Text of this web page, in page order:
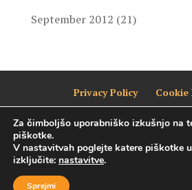
September 2012 (21)
Privacy Policy Cookie
Designed by
Za čimboljšo uporabniško izkušnjo na
piškotke.
V nastavitvah poglejte katere piškotke
izključite: nastavitve.
Sprejmi